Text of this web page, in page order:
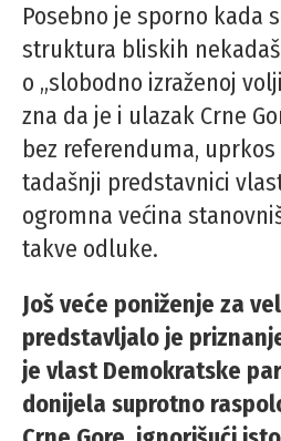
Posebno je sporno kada
struktura bliskih
o „slobodno izraženoj
zna da je i ulazak Crne
bez referenduma,
tadašnji predstavnici
ogromna većina
takve odluke.
Još veće poniženje za
predstavljalo je
je vlast Demokratske
donijela suprotno